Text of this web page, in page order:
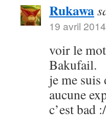
Rukawa
19 avril
voir le
Bakufail.
je me
aucune
c’est bad :/